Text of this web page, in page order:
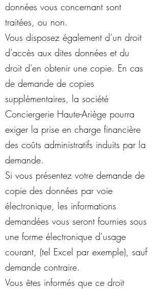
données vous concernant sont
traitées, ou non.
Vous disposez également d’un droit
d’accès aux dites données et du
droit d’en obtenir une copie. En cas
de demande de copies
supplémentaires, la société
Conciergerie Haute-Ariège pourra
exiger la prise en charge financière
des coûts administratifs induits par la
demande.
Si vous présentez votre demande de
copie des données par voie
électronique, les informations
demandées vous seront fournies sous
une forme électronique d’usage
courant, (tel Excel par exemple), sauf
demande contraire.
Vous êtes informés que ce droit